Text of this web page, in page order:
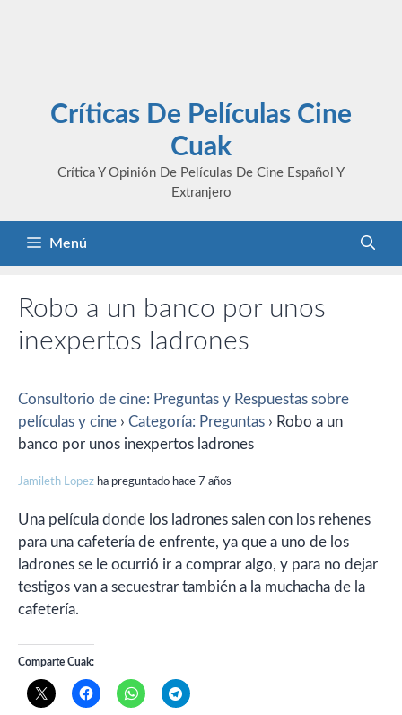
Críticas De Películas Cine
Cuak
Crítica Y Opinión De Películas De Cine Español Y
Extranjero
Menú
Robo a un banco por unos
inexpertos ladrones
Consultorio de cine: Preguntas y Respuestas sobre
películas y cine › Categoría: Preguntas › Robo a un
banco por unos inexpertos ladrones
Jamileth Lopez ha preguntado hace 7 años
Una película donde los ladrones salen con los rehenes
para una cafetería de enfrente, ya que a uno de los
ladrones se le ocurrió ir a comprar algo, y para no dejar
testigos van a secuestrar también a la muchacha de la
cafetería.
Comparte Cuak: